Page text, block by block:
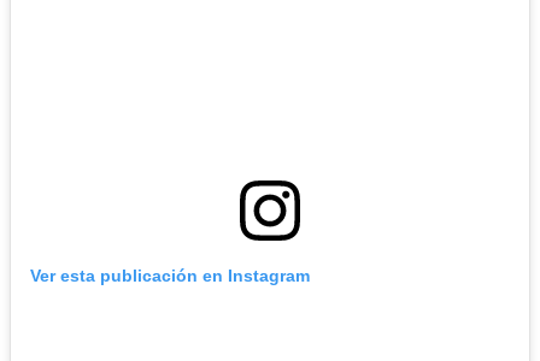
Ver esta publicación en Instagram